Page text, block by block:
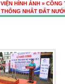
HÌNH ẢNH »
THỐNG NHẤT ĐẤT